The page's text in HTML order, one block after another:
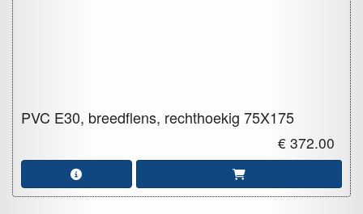
PVC E30, breedflens, rechthoekig 75X175
€ 372.00